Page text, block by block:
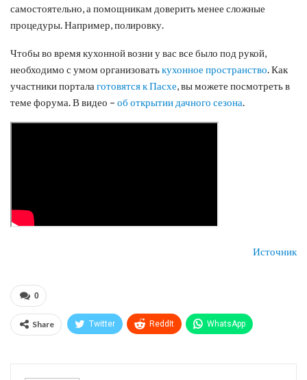
самостоятельно, а помощникам доверить менее сложные
процедуры. Например, полировку.
Чтобы во время кухонной возни у вас все было под рукой,
необходимо с умом организоватькухонное пространство. Как
участники портала готовятся к Пасхе, вы можете посмотреть в
теме форума. В видео – об открытии дачного сезона.
Источник
0
Share Twitter ReddIt WhatsApp